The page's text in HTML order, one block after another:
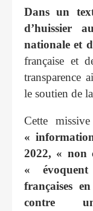
Dans un
d’huissier
nationale et
française et
transparence
le soutien de
Cette
«
2022, « non
«
françaises
contre